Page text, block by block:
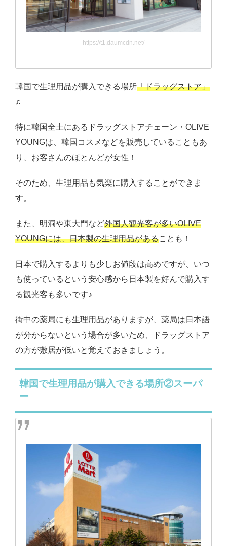
https://t1.daumcdn.net/
韓国で生理用品が購入できる場所「ドラッグストア」
♫
特に韓国全土にあるドラッグストアチェーン・OLIVE
YOUNGは、韓国コスメなどを販売していることもあ
り、お客さんのほとんどが女性！
そのため、生理用品も気楽に購入することができま
す。
また、明洞や東大門など外国人観光客が多いOLIVE
YOUNGには、日本製の生理用品があることも！
日本で購入するよりも少しお値段は高めですが、いつ
も使っているという安心感から日本製を好んで購入す
る観光客も多いです♪
街中の薬局にも生理用品がありますが、薬局は日本語
が分からないという場合が多いため、ドラッグストア
の方が敷居が低いと覚えておきましょう。
韓国で生理用品が購入できる場所②スーパ
ー